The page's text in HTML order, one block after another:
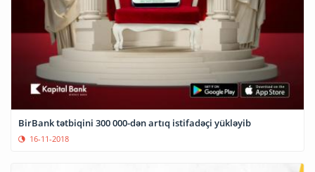
BirBank tətbiqini 300 000-dən artıq istifadəçi yükləyib
16-11-2018